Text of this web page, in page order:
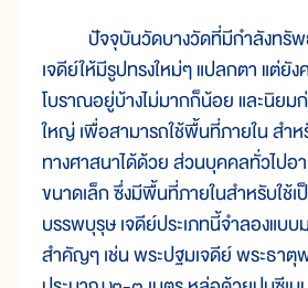
ปัจจุบันวัดบางวัดที่มีกำลังทรัพ
เจดีย์ให้มีรูปทรงใหม่ๆ แปลกตา แต่ยัง
โบราณอยู่บ้างไม่มากก็น้อย และนิยม
ใหญ่ เพื่อสามารถใช้พื้นที่ภายใน สำ
ทางศาสนาได้ด้วย ส่วนบุคคลทั่วไปอ
ขนาดเล็ก ซึ่งมีพื้นที่ภายในสำหรับใช้
บรรพบุรุษ เจดีย์ประเภทนี้จำลองแบบ
สำคัญๆ เช่น พระปฐมเจดีย์ พระธาตุ